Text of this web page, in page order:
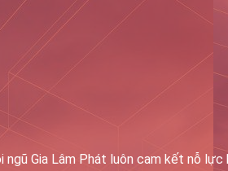
Gia Lâm Phát luôn cam kết nỗ lực